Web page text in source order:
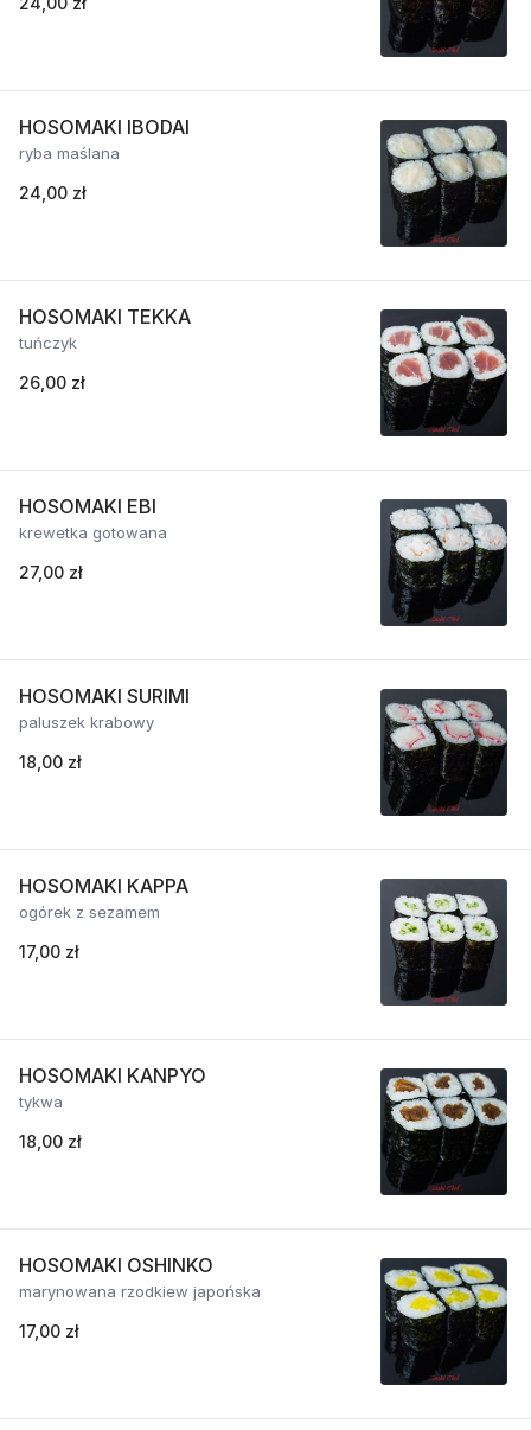
HOSOMAKI IBODAI
ryba maślana
24,00 zł
HOSOMAKI TEKKA
tuńczyk
26,00 zł
HOSOMAKI EBI
krewetka gotowana
27,00 zł
HOSOMAKI SURIMI
paluszek krabowy
18,00 zł
HOSOMAKI KAPPA
ogórek z sezamem
17,00 zł
HOSOMAKI KANPYO
tykwa
18,00 zł
HOSOMAKI OSHINKO
marynowana rzodkiew japońska
17,00 zł